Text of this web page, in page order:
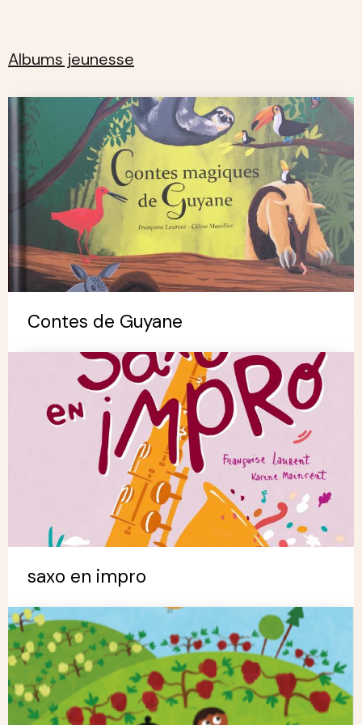
Albums jeunesse
Contes de Guyane
saxo en impro